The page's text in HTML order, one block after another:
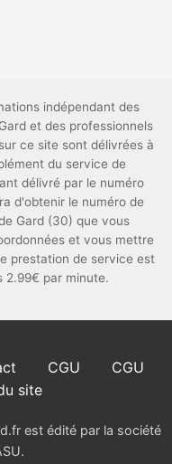
indépendant des
et des professionnels
ce site sont délivrées à
du service de
délivré par le numéro
d'obtenir le numéro de
Gard (30) que vous
et vous mettre
prestation de service est
2.99€ par minute.
CGU
CGU
site
est édité par la société